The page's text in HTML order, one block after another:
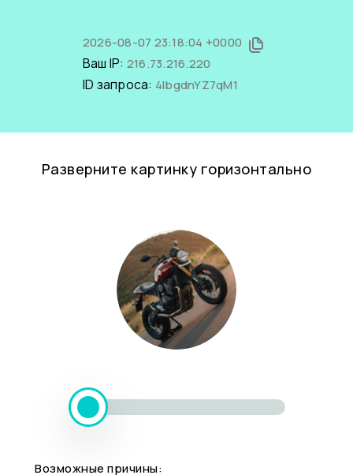
2026-08-07 23:18:04 +0000
Ваш IP: 216.73.216.220
ID запроса: 4IbgdnYZ7qM1
Разверните картинку горизонтально
Возможные причины: